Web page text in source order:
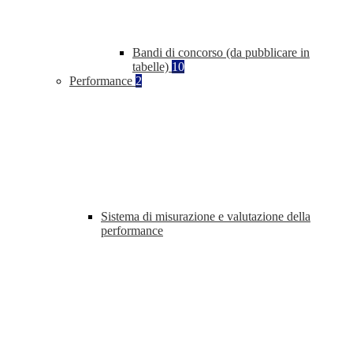
Bandi di concorso (da pubblicare in
tabelle) 10
Performance 2
Sistema di misurazione e valutazione della
performance